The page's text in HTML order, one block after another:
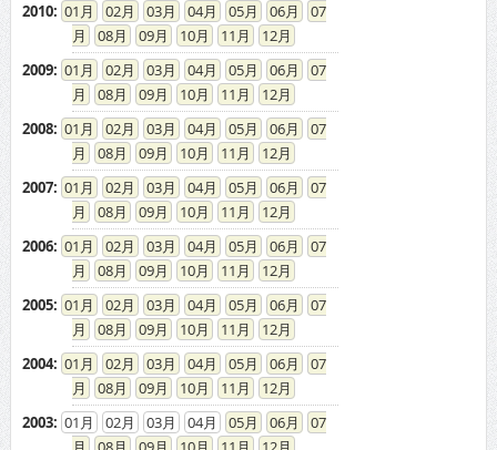
2010: 01 02 03 04 05 06
07
08
09 10 11
12
2009: 01 02 03 04 05 06
07
08
09 10 11
12
2008: 01 02 03 04 05 06
07
08
09 10 11
12
2007: 01 02 03 04 05 06
07
08
09 10 11
12
2006: 01 02 03 04 05 06
07
08
09 10 11
12
2005: 01 02 03 04 05 06
07
08
09 10 11
12
2004: 01 02 03 04 05 06
07
08
09 10 11
12
2003: 01 02 03 04 05 06
07